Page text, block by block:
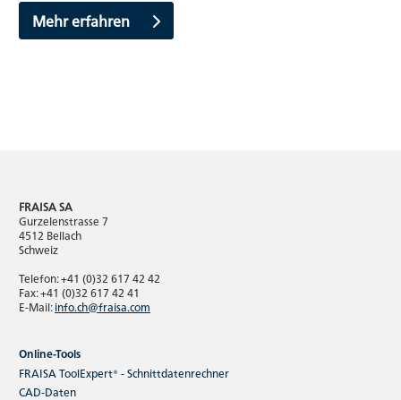
Mehr erfahren
FRAISA SA
Gurzelenstrasse 7
4512 Bellach
Schweiz
Telefon: +41 (0)32 617 42 42
Fax: +41 (0)32 617 42 41
E-Mail:info.ch@fraisa.com
Online-Tools
FRAISA ToolExpert® - Schnittdatenrechner
CAD-Daten